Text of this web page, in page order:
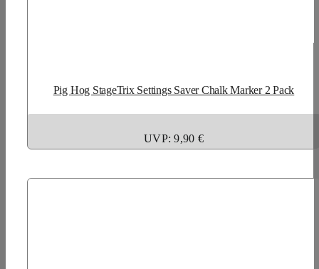
Pig Hog StageTrix Settings Saver Chalk Marker 2 Pack
UVP: 9,90 €